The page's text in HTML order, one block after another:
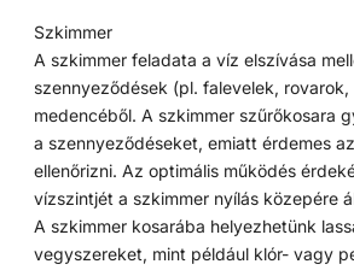
Szkimmer
A szkimmer feladata a víz elszívása
szennyeződések (pl. falevelek,
medencéből. A szkimmer szűrőkosara
a szennyeződéseket, emiatt érdemes
ellenőrizni. Az optimális működés
vízszintjét a szkimmer nyílás közepére
A szkimmer kosarába helyezhetünk
vegyszereket, mint például klór- vagy